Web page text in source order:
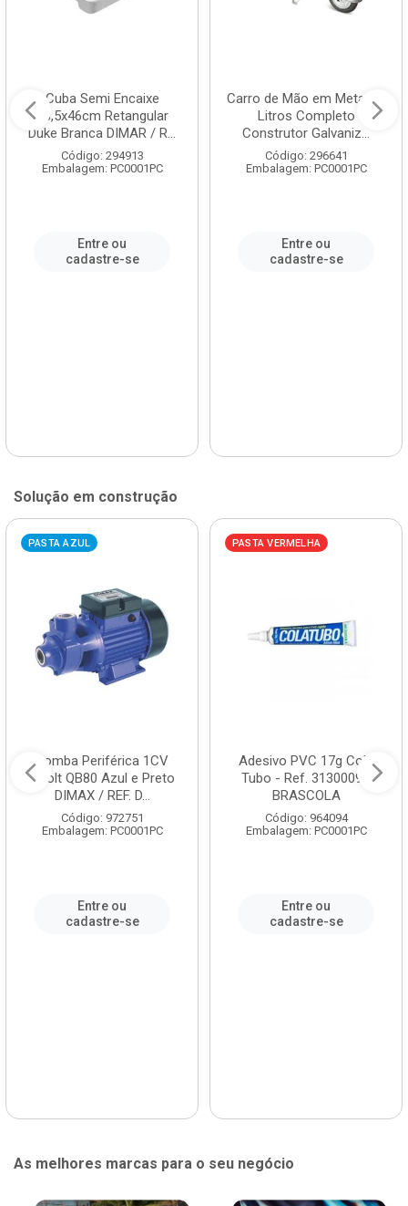
Cuba Semi Encaixe
58,5x46cm Retangular
Duke Branca DIMAR / R...
Código: 294913
Embalagem: PC0001PC
Entre ou
cadastre-se
Carro de Mão em Metal 60
Litros Completo
Construtor Galvaniz...
Código: 296641
Embalagem: PC0001PC
Entre ou
cadastre-se
Solução em construção
PASTA AZUL
Bomba Periférica 1CV
Bivolt QB80 Azul e Preto
DIMAX / REF. D...
Código: 972751
Embalagem: PC0001PC
Entre ou
cadastre-se
PASTA VERMELHA
Adesivo PVC 17g Cola
Tubo - Ref. 3130009 -
BRASCOLA
Código: 964094
Embalagem: PC0001PC
Entre ou
cadastre-se
As melhores marcas para o seu negócio